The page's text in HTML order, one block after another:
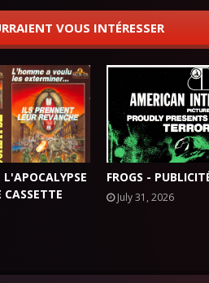
VOUS INTÉRESSER
L'APOCALYPSE
CASSETTE
FROGS -
July 31, 2026